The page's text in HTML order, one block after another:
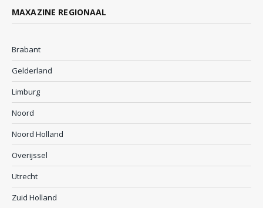
MAXAZINE REGIONAAL
Brabant
Gelderland
Limburg
Noord
Noord Holland
Overijssel
Utrecht
Zuid Holland